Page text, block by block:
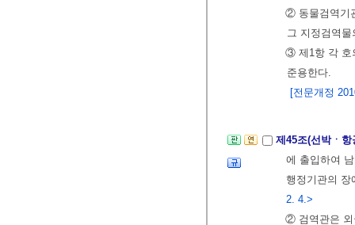
② 동물검역기
그 지정검역
③ 제1항 각 호
준용한다.
[전문개정
제45조(선박ㆍ
에 출입하여
행정기관의
2. 4.>
② 검역관은 외